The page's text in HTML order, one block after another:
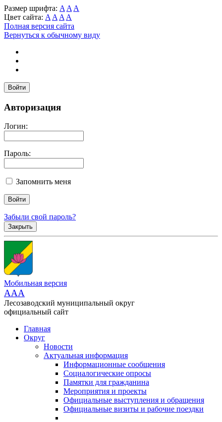
Размер шрифта: A A A
Цвет сайта: A A A A
Полная версия сайта
Вернуться к обычному виду
Войти
Авторизация
Логин:
Пароль:
Запомнить меня
Забыли свой пароль?
Закрыть
Мобильная версия
AAA
Лесозаводский муниципальный округ
официальный сайт
Главная
Округ
Новости
Актуальная информация
Информационные сообщения
Социалогические опросы
Памятки для гражданина
Мероприятия и проекты
Официальные выступления и обращения
Официальные визиты и рабочие поездки